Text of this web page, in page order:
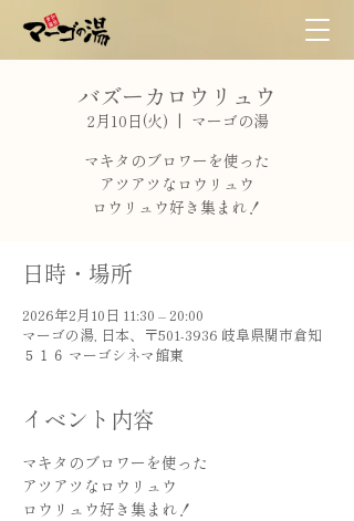
バズーカロウリュウ
2月10日(火)
  |
マーゴの湯
マキタのブロワーを使った
アツアツなロウリュウ
ロウリュウ好き集まれ！
日時・場所
2026年2月10日 11:30 – 20:00
マーゴの湯, 日本、〒501-3936 岐阜県関市倉知
５１６ マーゴシネマ館東
イベント内容
マキタのブロワーを使った
アツアツなロウリュウ
ロウリュウ好き集まれ！